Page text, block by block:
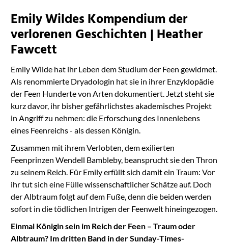
Emily Wildes Kompendium der
verlorenen Geschichten | Heather
Fawcett
Emily Wilde hat ihr Leben dem Studium der Feen gewidmet.
Als renommierte Dryadologin hat sie in ihrer Enzyklopädie
der Feen Hunderte von Arten dokumentiert. Jetzt steht sie
kurz davor, ihr bisher gefährlichstes akademisches Projekt
in Angriff zu nehmen: die Erforschung des Innenlebens
eines Feenreichs - als dessen Königin.
Zusammen mit ihrem Verlobten, dem exilierten
Feenprinzen Wendell Bambleby, beansprucht sie den Thron
zu seinem Reich. Für Emily erfüllt sich damit ein Traum: Vor
ihr tut sich eine Fülle wissenschaftlicher Schätze auf. Doch
der Albtraum folgt auf dem Fuße, denn die beiden werden
sofort in die tödlichen Intrigen der Feenwelt hineingezogen.
Einmal Königin sein im Reich der Feen – Traum oder
Albtraum? Im dritten Band in der Sunday-Times-